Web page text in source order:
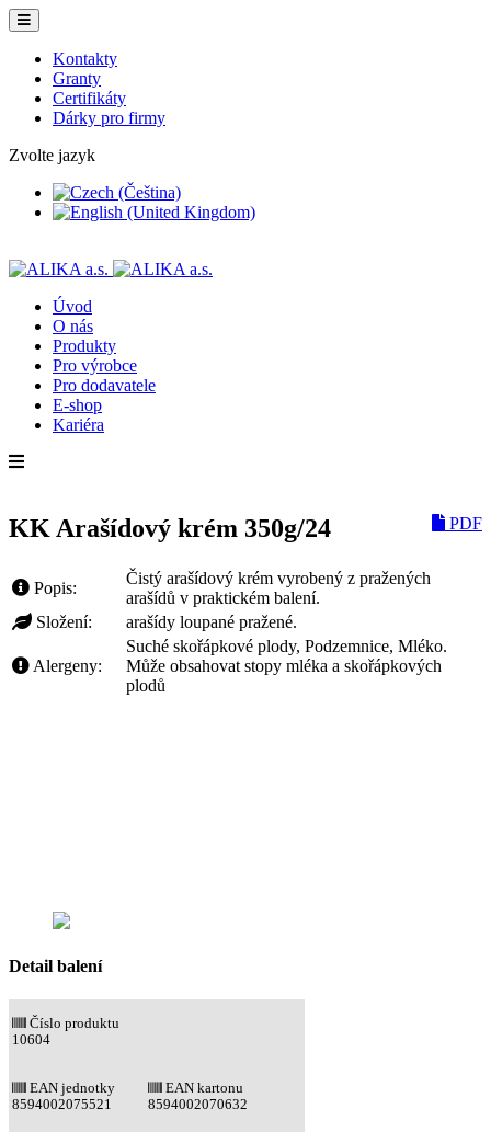
Kontakty
Granty
Certifikáty
Dárky pro firmy
Zvolte jazyk
Úvod
O nás
Produkty
Pro výrobce
Pro dodavatele
E-shop
Kariéra
PDF
KK Arašídový krém 350g/24
Popis:
Čistý arašídový krém vyrobený z pražených
arašídů v praktickém balení.
Složení:
arašídy loupané pražené.
Alergeny:
Suché skořápkové plody, Podzemnice, Mléko.
Může obsahovat stopy mléka a skořápkových
plodů
Detail balení
Číslo produktu
10604
EAN jednotky
8594002075521
EAN kartonu
8594002070632